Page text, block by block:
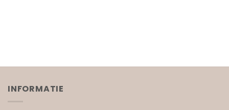
INFORMATIE